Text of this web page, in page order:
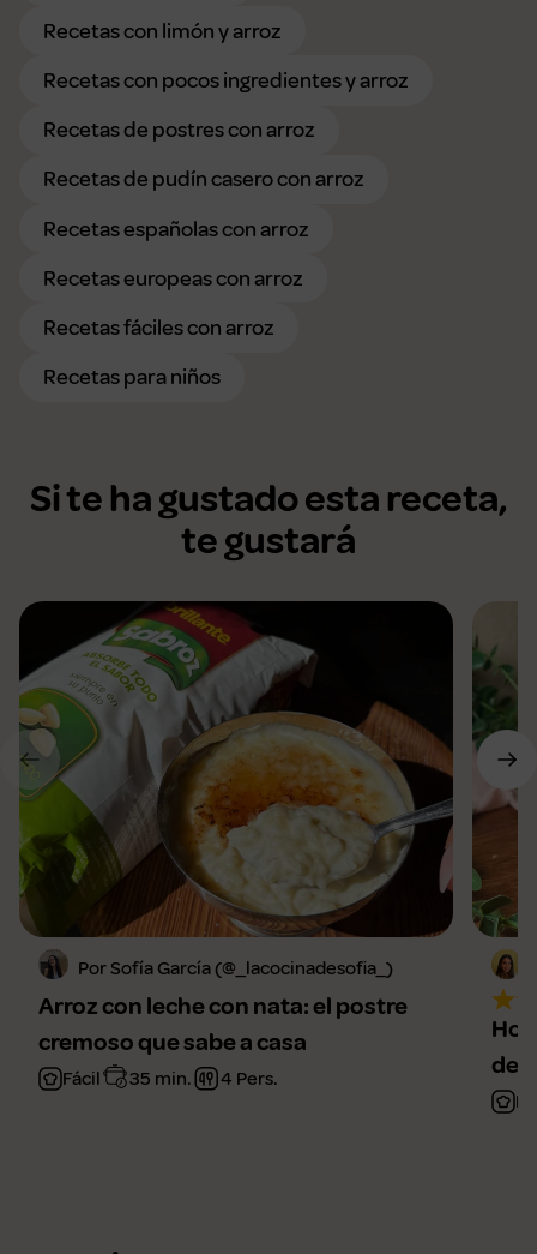
Recetas con limón y arroz
Recetas con pocos ingredientes y arroz
Recetas de postres con arroz
Recetas de pudín casero con arroz
Recetas españolas con arroz
Recetas europeas con arroz
Recetas fáciles con arroz
Recetas para niños
Si te ha gustado esta receta,
te gustará
Por Sofía García (@_lacocinadesofia_)
Arroz con leche con nata: el postre
cremoso que sabe a casa
Fácil 35 min. 4 Pers.
de